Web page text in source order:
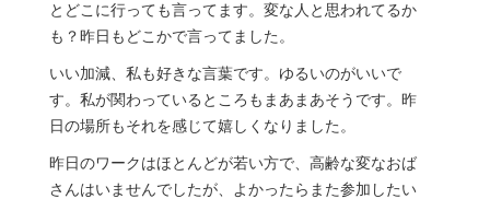
とどこに行っても言ってます。変な人と思われてるか
も？昨日もどこかで言ってました。
いい加減、私も好きな言葉です。ゆるいのがいいで
す。私が関わっているところもまあまあそうです。昨
日の場所もそれを感じて嬉しくなりました。
昨日のワークはほとんどが若い方で、高齢な変なおば
さんはいませんでしたが、よかったらまた参加したい